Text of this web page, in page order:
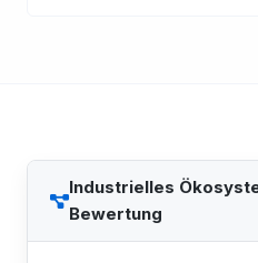
Industrielles
Bewertung